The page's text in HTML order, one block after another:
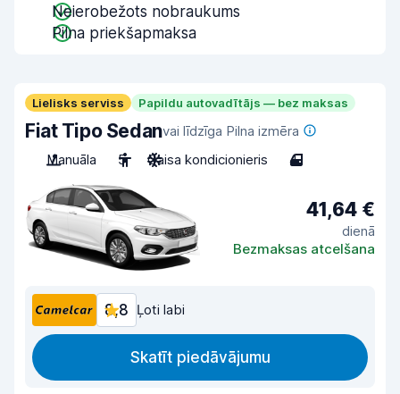
Neierobežots nobraukums
Pilna priekšapmaksa
Lielisks serviss Papildu autovadītājs — bez maksas
Fiat Tipo Sedanvai līdzīga Pilna izmēra
Manuāla
5 Gaisa kondicionieris 4
41,64 €
dienā
Bezmaksas atcelšana
8,8 Ļoti labi
Skatīt piedāvājumu